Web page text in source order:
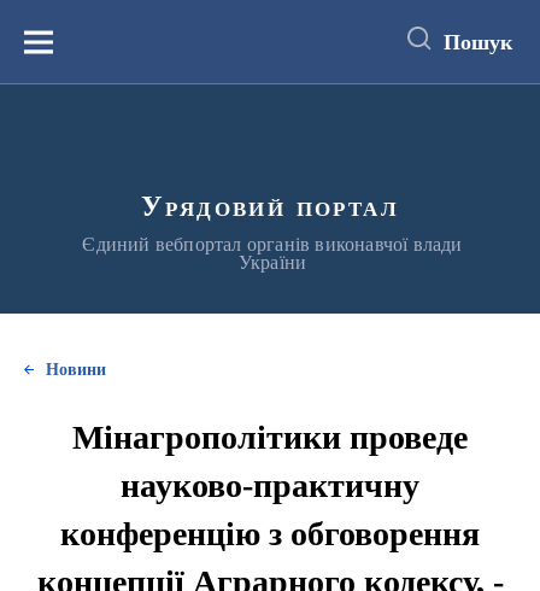
вмістуМеню Пошук
Урядовий портал
Єдиний вебпортал органів виконавчої влади
України
Новини
Мінагрополітики проведе
науково-практичну
конференцію з обговорення
концепції Аграрного кодексу, -